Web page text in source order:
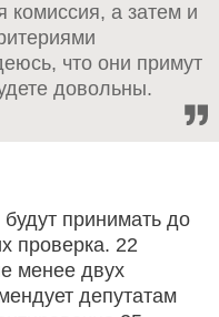
комиссия, а затем и
что они примут
довольны.
принимать до
проверка. 22
менее двух
депутатам